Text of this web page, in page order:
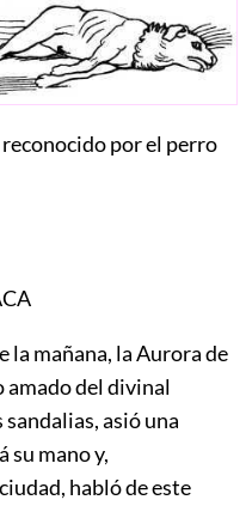
reconocido por el perro
la mañana, la Aurora de
amado del divinal
asió una
su mano y,
habló de este